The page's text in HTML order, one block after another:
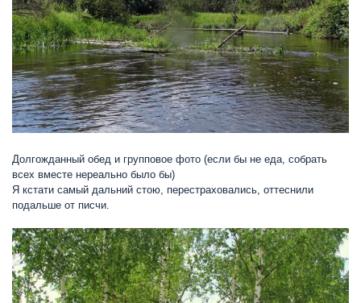
Долгожданный обед и групповое фото (если бы не еда, собрать
всех вместе нереально было бы)
Я кстати самый дальний стою, перестраховались, оттеснили
подальше от писчи.